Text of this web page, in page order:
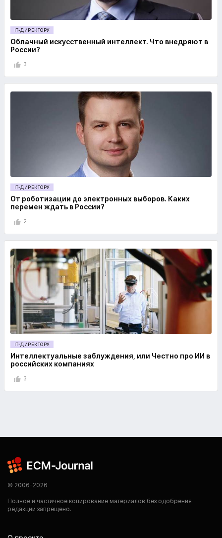
IT-ДИРЕКТОРУ
Облачный искусственный интеллект. Что внедряют в
России?
3
IT-ДИРЕКТОРУ
От роботизации до электронных выборов. Каких
перемен ждать в России?
2
IT-ДИРЕКТОРУ
Интеллектуальные заблуждения, или Честно про ИИ в
российских компаниях
3
© 2006-2026
Полное и частичное копирование материалов без одобрения
редакции запрещено.